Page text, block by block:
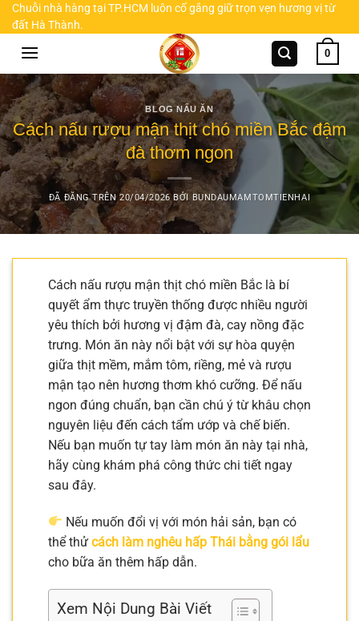
Chuyển
đến
Chuỗi nhà hàng tại TP.HCM luôn cố gắng giữ trọn vẹn hương vị từ
đất Hà Thành.
0
BLOG NẤU ĂN
Cách nấu rượu mận thịt chó miền Bắc đậm
đà thơm ngon
ĐÃ ĐĂNG TRÊN20/04/2026 BỞI BUNDAUMAMTOMTIENHAI
Cách nấu rượu mận thịt chó miền Bắc là bí
quyết ẩm thực truyền thống được nhiều người
yêu thích bởi hương vị đậm đà, cay nồng đặc
trưng. Món ăn này nổi bật với sự hòa quyện
giữa thịt mềm, mắm tôm, riềng, mẻ và rượu
mận tạo nên hương thơm khó cưỡng. Để nấu
ngon đúng chuẩn, bạn cần chú ý từ khâu chọn
nguyên liệu đến cách tẩm ướp và chế biến.
Nếu bạn muốn tự tay làm món ăn này tại nhà,
hãy cùng khám phá công thức chi tiết ngay
sau đây.
Nếu muốn đổi vị với món hải sản, bạn có
thể thử cách làm nghêu hấp Thái bằng gói lẩu
cho bữa ăn thêm hấp dẫn.
Xem Nội Dung Bài Viết